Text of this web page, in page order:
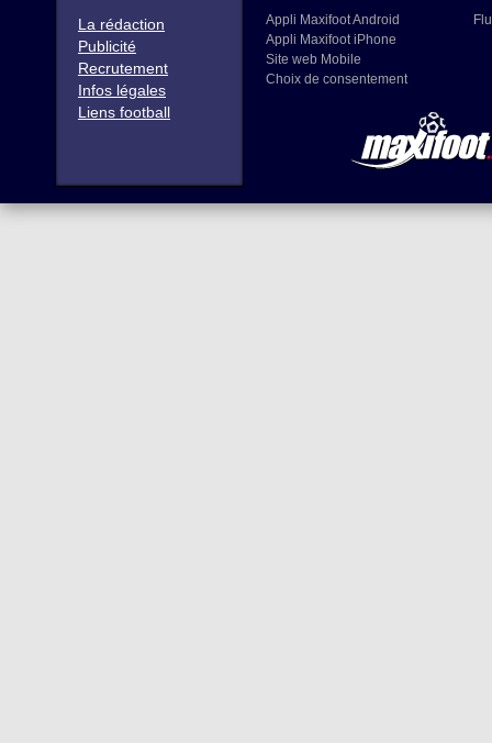
La rédaction
Publicité
Recrutement
Infos légales
Liens football
Appli Maxifoot Android
Appli Maxifoot iPhone
Site web Mobile
Choix de consentement